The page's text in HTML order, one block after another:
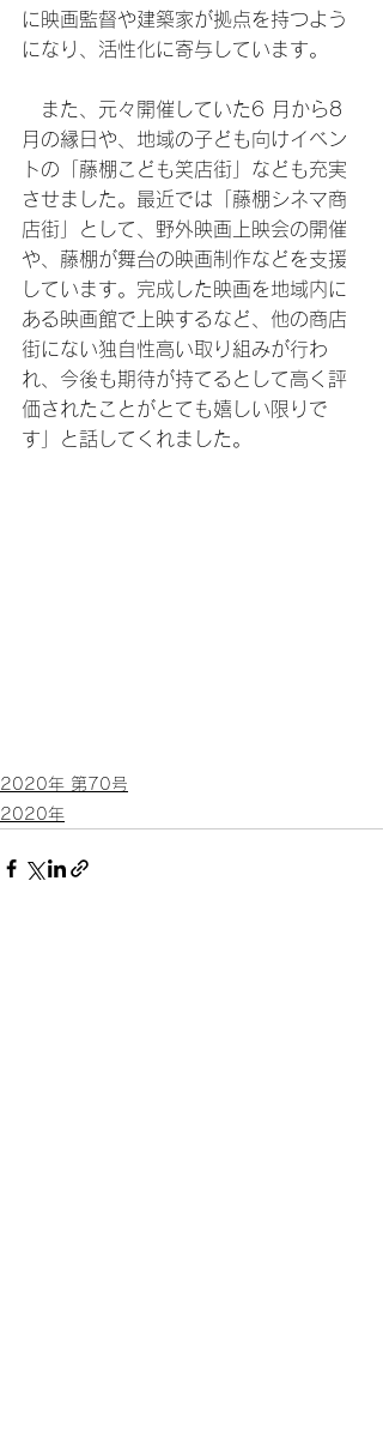
に映画監督や建築家が拠点を持つよう
になり、活性化に寄与しています。
また、元々開催していた6 月から8
月の縁日や、地域の子ども向けイベン
トの「藤棚こども笑店街」なども充実
させました。最近では「藤棚シネマ商
店街」として、野外映画上映会の開催
や、藤棚が舞台の映画制作などを支援
しています。完成した映画を地域内に
ある映画館で上映するなど、他の商店
街にない独自性高い取り組みが行わ
れ、今後も期待が持てるとして高く評
価されたことがとても嬉しい限りで
す」と話してくれました。
2020年 第70号
2020年